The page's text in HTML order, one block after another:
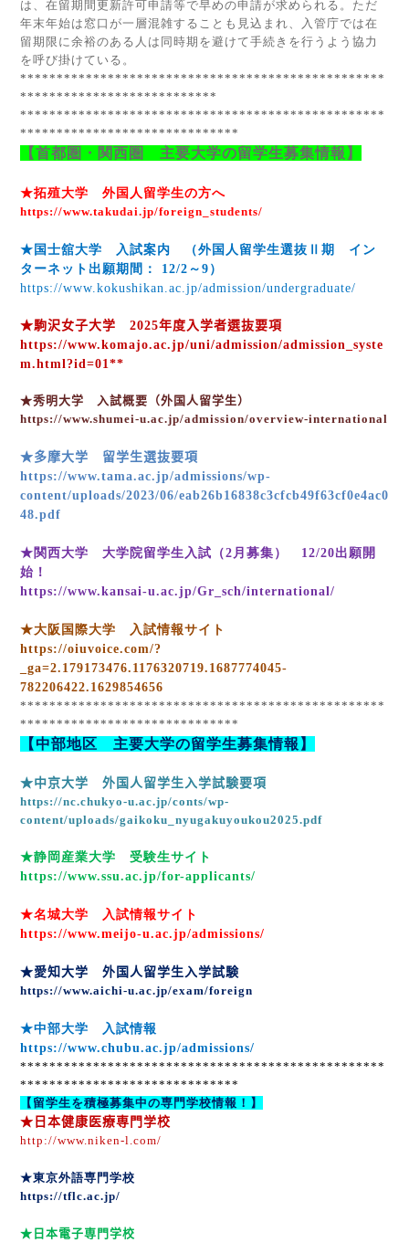
は、在留期間更新許可申請等で早めの申請が求められる。ただ
年末年始は窓口が一層混雑することも見込まれ、入管庁では在
留期限に余裕のある人は同時期を避けて手続きを行うよう協力
を呼び掛けている。
**************************************************
***************************
**************************************************
******************************
【首都圏・関西圏 主要大学の留学生募集情報】
★拓殖大学 外国人留学生の方へ
https://www.takudai.jp/foreign_students/
★国士舘大学 入試案内 （外国人留学生選抜Ⅱ期 イン
ターネット出願期間：
12/2 ～ 9 ）
https://www.kokushikan.ac.jp/admission/undergraduate/
★駒沢女子大学 2025年度入学者選抜要項
https://www.komajo.ac.jp/uni/admission/admission_syste
m.html?id=01**
★秀明大学 入試概要（外国人留学生）
https://www.shumei-u.ac.jp/admission/overview-international
★多摩大学 留学生選抜要項
https://www.tama.ac.jp/admissions/wp-
content/uploads/2023/06/eab26b16838c3cfcb49f63cf0e4ac0
48.pdf
★関西大学 大学院留学生入試（2 月募集） 12/20出願開
始！
https://www.kansai-u.ac.jp/Gr_sch/international/
★大阪国際大学 入試情報サイト
https://oiuvoice.com/?
_ga=2.179173476.1176320719.1687774045-
782206422.1629854656
**************************************************
******************************
【中部地区 主要大学の留学生募集情報】
★中京大学 外国人留学生入学試験要項
https://nc.chukyo-u.ac.jp/conts/wp-
content/uploads/gaikoku_nyugakuyoukou2025.pdf
★静岡産業大学 受験生サイト
https://www.ssu.ac.jp/for-applicants/
★名城大学 入試情報サイト
https://www.meijo-u.ac.jp/admissions/
★愛知大学 外国人留学生入学試験
https://www.aichi-u.ac.jp/exam/foreign
★中部大学 入試情報
https://www.chubu.ac.jp/admissions/
**************************************************
******************************
【留学生を積極募集中の専門学校情報！】
★日本健康医療専門学校
http://www.niken-l.com/
★東京外語専門学校
https://tflc.ac.jp/
★日本電子専門学校